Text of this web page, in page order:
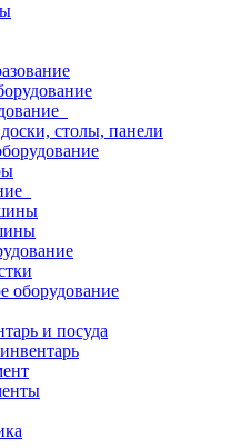
столы, панели
оборудование
и посуда